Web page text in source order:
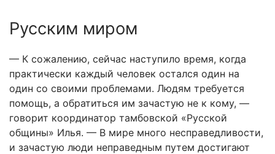
Русским миром
— К сожалению, сейчас наступило время, когда
практически каждый человек остался один на
один со своими проблемами. Людям требуется
помощь, а обратиться им зачастую не к кому, —
говорит координатор тамбовской «Русской
общины» Илья. — В мире много несправедливости,
и зачастую люди неправедным путем достигают